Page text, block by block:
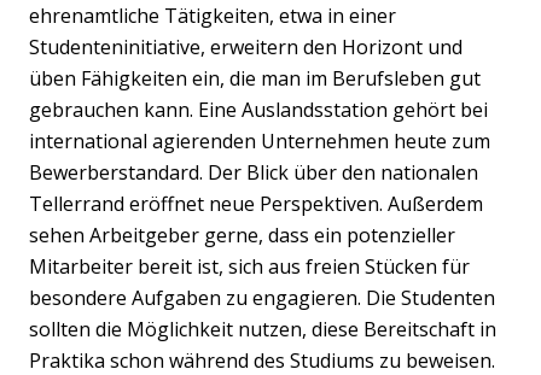
ehrenamtliche Tätigkeiten, etwa in einer
Studenteninitiative, erweitern den Horizont und
üben Fähigkeiten ein, die man im Berufsleben gut
gebrauchen kann. Eine Auslandsstation gehört bei
international agierenden Unternehmen heute zum
Bewerberstandard. Der Blick über den nationalen
Tellerrand eröffnet neue Perspektiven. Außerdem
sehen Arbeitgeber gerne, dass ein potenzieller
Mitarbeiter bereit ist, sich aus freien Stücken für
besondere Aufgaben zu engagieren. Die Studenten
sollten die Möglichkeit nutzen, diese Bereitschaft in
Praktika schon während des Studiums zu beweisen.